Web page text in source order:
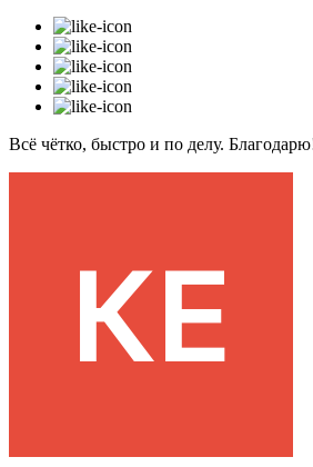
Всё чётко, быстро и по делу.